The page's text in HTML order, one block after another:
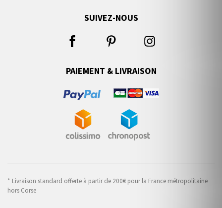
SUIVEZ-NOUS
PAIEMENT & LIVRAISON
* Livraison standard offerte à partir de 200€ pour la France métropolitaine
hors Corse